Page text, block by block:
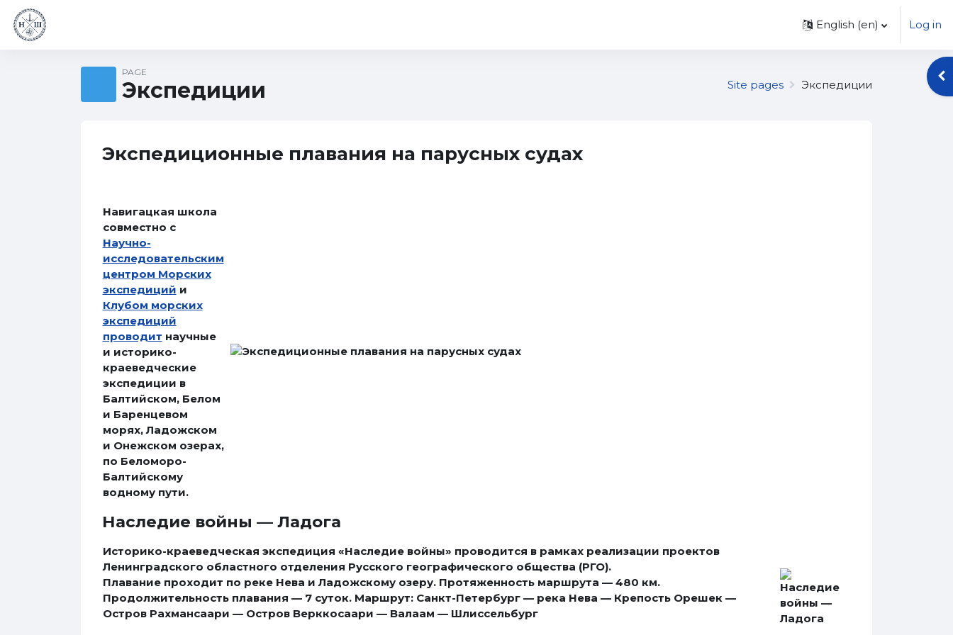
Skip to main content
English ‎(en)‎ Log in
PAGE
Экспедиции Site pages Экспедиции
Экспедиционные плавания на парусных судах
Навигацкая школа
совместно с
Научно-
исследовательским
центром Морских
экспедиций и
Клубом морских
экспедиций
проводит научные
и историко-
краеведческие
экспедиции в
Балтийском, Белом
и Баренцевом
морях, Ладожском
и Онежском озерах,
по Беломоро-
Балтийскому
водному пути.
Наследие войны — Ладога
Историко-краеведческая экспедиция «Наследие войны» проводится в рамках реализации проектов
Ленинградского областного отделения Русского географического общества (РГО).
Плавание проходит по реке Нева и Ладожскому озеру. Протяженность маршрута — 480 км.
Продолжительность плавания — 7 суток. Маршрут: Санкт-Петербург — река Нева — Крепость Орешек —
Остров Рахмансаари — Остров Верккосаари — Валаам — Шлиссельбург